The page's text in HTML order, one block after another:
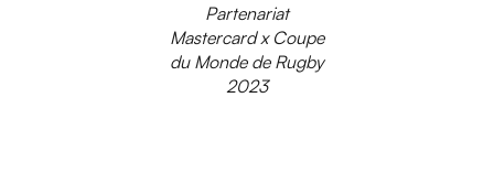
Partenariat
Mastercard x Coupe
du Monde de Rugby
2023